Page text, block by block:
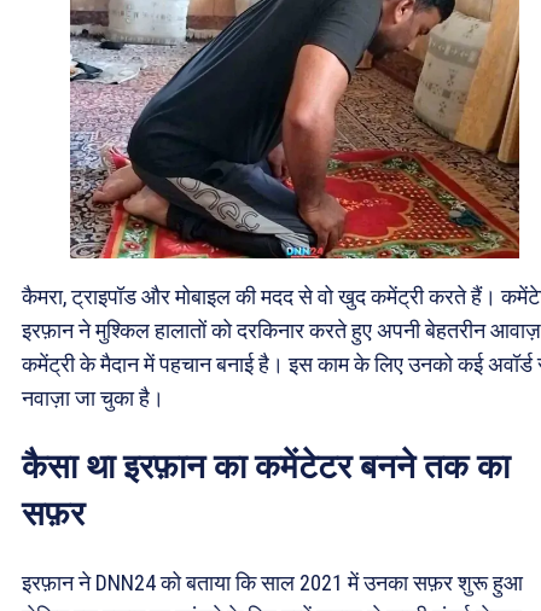
कैमरा, ट्राइपॉड और मोबाइल की मदद से वो खुद कमेंट्री करते हैं।
इरफ़ान ने मुश्किल हालातों को दरकिनार करते हुए अपनी बेहतरीन
कमेंट्री के मैदान में पहचान बनाई है। इस काम के लिए उनको कई अवॉर्ड
नवाज़ा जा चुका है।
कैसा था इरफ़ान का कमेंटेटर बनने तक का
सफ़र
इरफ़ान ने DNN24 को बताया कि साल 2021 में उनका सफ़र शुरू हुआ